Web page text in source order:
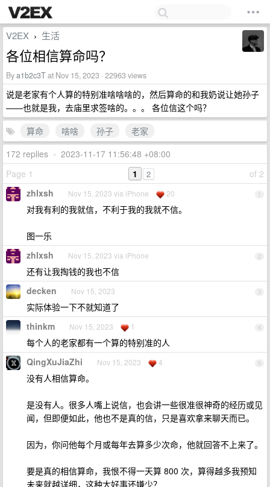
V2EX › 生活
各位相信算命吗？
Bya1b2c3Tat Nov 15, 2023 · 22963 views
说是老家有个人算的特别准啥啥啥的，然后算命的和我奶说让她孙子
——也就是我，去庙里求签啥的。。。 各位信这个吗？
算命
啥啥 孙子
老家
172 replies • 2023-11-17 11:56:48 +08:00
Page 1
of 2
1 2
1
zhlxsh Nov 15, 2023 via iPhone 20
对我有利的我就信，不利于我的我就不信。
图一乐
2
zhlxsh Nov 15, 2023 via iPhone
还有让我掏钱的我也不信
3
decken Nov 15, 2023
实际体验一下不就知道了
4
thinkm Nov 15, 2023 1
每个人的老家都有一个算的特别准的人
5
QingXuJiaZhi Nov 15, 2023 4
没有人相信算命。
是没有人。很多人嘴上说信，也会讲一些很准很神奇的经历或见
闻，但即便如此，他也不是真的信，只是喜欢拿来聊天而已。
因为，你问他每个月或每年去算多少次命，他就回答不上来了。
要是真的相信算命，我恨不得一天算 800 次，算得越多我预知
未来就越详细，这种大好事还嫌少？